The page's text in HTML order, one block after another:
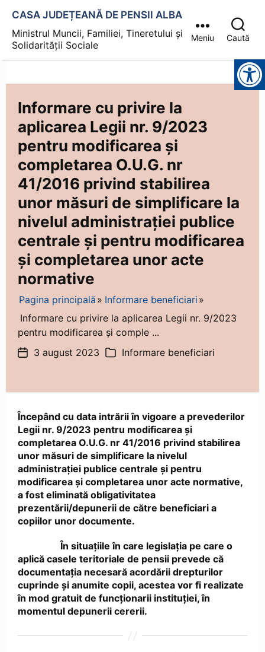
CASA JUDEȚEANĂ DE PENSII ALBA
Ministrul Muncii, Familiei, Tineretului și
Solidarității Sociale
Meniu Caută
Instrumente pentru accesibilitate
Informare cu privire la
aplicarea Legii nr. 9/2023
pentru modificarea și
completarea O.U.G. nr
41/2016 privind stabilirea
unor măsuri de simplificare la
nivelul administrației publice
centrale și pentru modificarea
și completarea unor acte
normative
Pagina principală
Informare beneficiari
Informare cu privire la aplicarea Legii nr. 9/2023
pentru modificarea și comple ...
Dată3 august 2023 Categorii
Informare beneficiari
Începând cu data intrării în vigoare a prevederilor
Legii nr. 9/2023 pentru modificarea și
completarea O.U.G. nr 41/2016 privind stabilirea
unor măsuri de simplificare la nivelul
administrației publice centrale și pentru
modificarea și completarea unor acte normative,
a fost eliminată obligativitatea
prezentării/depunerii de către beneficiari a
copiilor unor documente.
În situațiile în care legislația pe care o
aplică casele teritoriale de pensii prevede că
documentația necesară acordării drepturilor
cuprinde și anumite copii, acestea vor fi realizate
în mod gratuit de funcționarii instituției, în
momentul depunerii cererii.